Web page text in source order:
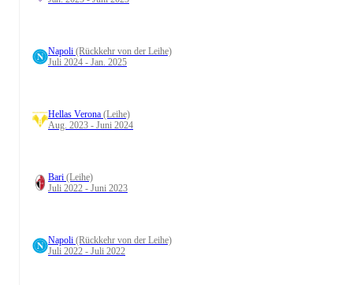
Napoli (Rückkehr von der Leihe)
Juli 2024 - Jan. 2025
Hellas Verona (Leihe)
Aug. 2023 - Juni 2024
Bari (Leihe)
Juli 2022 - Juni 2023
Napoli (Rückkehr von der Leihe)
Juli 2022 - Juli 2022